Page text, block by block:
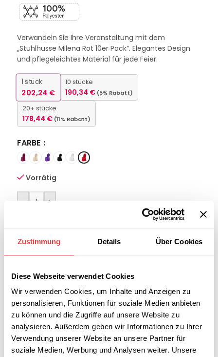
Zustimmung Details Über Cookies
Diese Webseite verwendet Cookies
Wir verwenden Cookies, um Inhalte und Anzeigen zu
personalisieren, Funktionen für soziale Medien anbieten
zu können und die Zugriffe auf unsere Website zu
analysieren. Außerdem geben wir Informationen zu Ihrer
Verwendung unserer Website an unsere Partner für
soziale Medien, Werbung und Analysen weiter. Unsere
Verwandeln Sie Ihre Veranstaltung mit dem
„Stuhlhusse Milena Rot 10er Pack“. Elegantes Design
und pflegeleichtes Material für jede Feier.
1 stück
202,24 €
10 stücke
190,34 € (5% Rabatt)
20+ stücke
178,44 € (11% Rabatt)
FARBE
Vorrätig
- +
Interessiert an
Stückzahlen?
Artikelnummer:
022014
Stuhlhussen
Marke: Gastro Uzal
Teilen: